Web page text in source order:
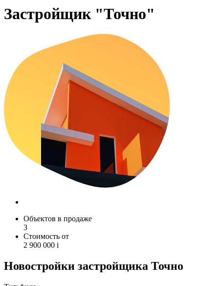
Застройщик "Точно"
Объектов в продаже
3
Стоимость от
2 900 000 i
Новостройки застройщика Точно